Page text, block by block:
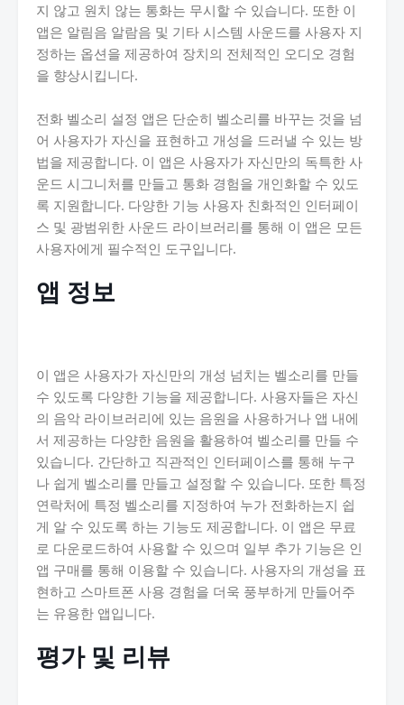
지 않고 원치 않는 통화는 무시할 수 있습니다. 또한 이
앱은 알림음 알람음 및 기타 시스템 사운드를 사용자 지
정하는 옵션을 제공하여 장치의 전체적인 오디오 경험
을 향상시킵니다.
전화 벨소리 설정 앱은 단순히 벨소리를 바꾸는 것을 넘
어 사용자가 자신을 표현하고 개성을 드러낼 수 있는 방
법을 제공합니다. 이 앱은 사용자가 자신만의 독특한 사
운드 시그니처를 만들고 통화 경험을 개인화할 수 있도
록 지원합니다. 다양한 기능 사용자 친화적인 인터페이
스 및 광범위한 사운드 라이브러리를 통해 이 앱은 모든
사용자에게 필수적인 도구입니다.
앱 정보
이 앱은 사용자가 자신만의 개성 넘치는 벨소리를 만들
수 있도록 다양한 기능을 제공합니다. 사용자들은 자신
의 음악 라이브러리에 있는 음원을 사용하거나 앱 내에
서 제공하는 다양한 음원을 활용하여 벨소리를 만들 수
있습니다. 간단하고 직관적인 인터페이스를 통해 누구
나 쉽게 벨소리를 만들고 설정할 수 있습니다. 또한 특정
연락처에 특정 벨소리를 지정하여 누가 전화하는지 쉽
게 알 수 있도록 하는 기능도 제공합니다. 이 앱은 무료
로 다운로드하여 사용할 수 있으며 일부 추가 기능은 인
앱 구매를 통해 이용할 수 있습니다. 사용자의 개성을 표
현하고 스마트폰 사용 경험을 더욱 풍부하게 만들어주
는 유용한 앱입니다.
평가 및 리뷰